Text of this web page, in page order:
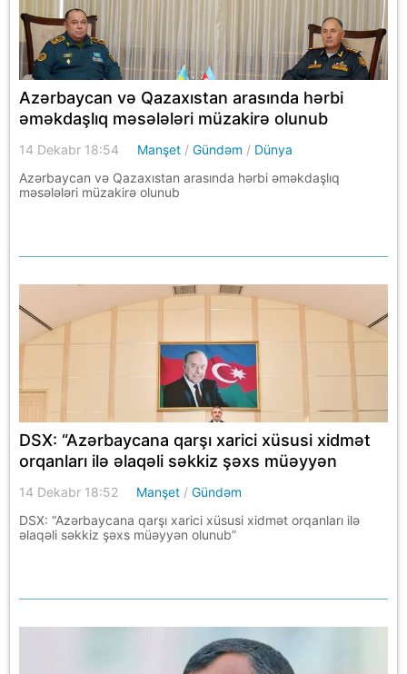
Azərbaycan və Qazaxıstan arasında hərbi
əməkdaşlıq məsələləri müzakirə olunub
14 Dekabr 18:54 Manşet /Gündəm / Dünya
Azərbaycan və Qazaxıstan arasında hərbi əməkdaşlıq
məsələləri müzakirə olunub
DSX: “Azərbaycana qarşı xarici xüsusi xidmət
orqanları ilə əlaqəli səkkiz şəxs müəyyən
14 Dekabr 18:52 Manşet /Gündəm
DSX: “Azərbaycana qarşı xarici xüsusi xidmət orqanları ilə
əlaqəli səkkiz şəxs müəyyən olunub”